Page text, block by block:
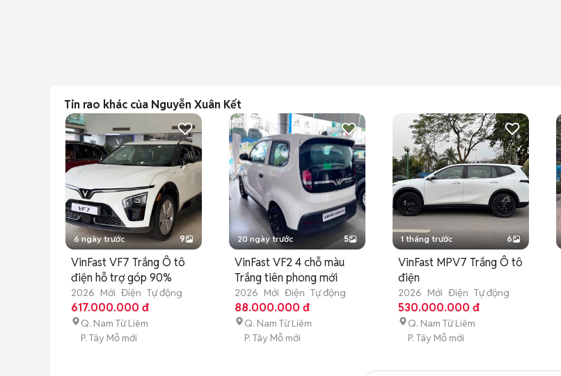
Tin rao khác của Nguyễn Xuân Kết
6 ngày trước 9
VinFast VF7 Trắng Ô tô
điện hỗ trợ góp 90%
2026 Mới Điện Tự động
617.000.000 đ
Q. Nam Từ Liêm
P. Tây Mỗ mới
20 ngày trước 5
VinFast VF2 4 chỗ màu
Trắng tiên phong mới
2026 Mới Điện Tự động
88.000.000 đ
Q. Nam Từ Liêm
P. Tây Mỗ mới
1 tháng trước 6
VinFast MPV7 Trắng Ô tô
điện
2026 Mới Điện Tự động
530.000.000 đ
Q. Nam Từ Liêm
P. Tây Mỗ mới